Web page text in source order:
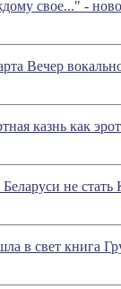
свое..." -
Вечер
казнь как
не
в свет книга